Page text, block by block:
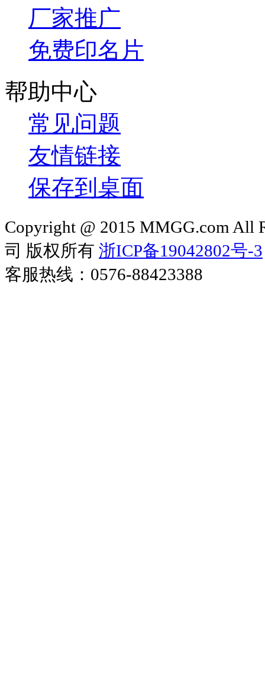
厂家推广
免费印名片
帮助中心
常见问题
友情链接
保存到桌面
Copyright @ 2015 MMGG.com All
司 版权所有 浙ICP备19042802号-3
客服热线：0576-88423388